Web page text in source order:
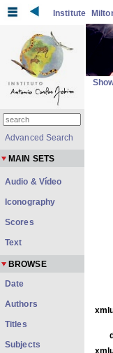
Institute
Advanced Search
MAIN SETS
Audio & Vídeo
Iconography
Scores
Text
BROWSE
Date
Authors
Titles
Subjects